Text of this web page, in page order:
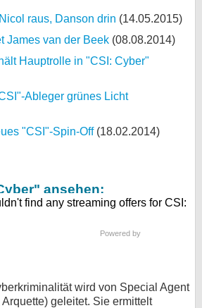
raus, Danson drin (14.05.2015)
James van der Beek (08.08.2014)
Hauptrolle in "CSI: Cyber"
Ableger grünes Licht
"CSI"-Spin-Off(18.02.2014)
ansehen:
Powered by
wird von Special Agent
geleitet. Sie ermittelt